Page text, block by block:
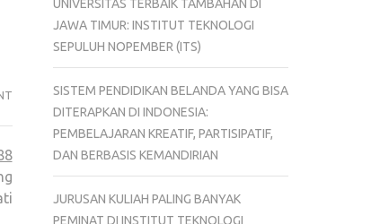
PROGRAM
PENDIDIKAN
BULLYING:
MENCEGAH
KEKERASAN
UNIVERSITAS TERBAIK TAMBAHAN DI
JAWA TIMUR: INSTITUT TEKNOLOGI
SEPULUH NOPEMBER (ITS)
SISTEM PENDIDIKAN BELANDA YANG BISA
DITERAPKAN DI INDONESIA:
PEMBELAJARAN KREATIF, PARTISIPATIF,
DAN BERBASIS KEMANDIRIAN
JURUSAN KULIAH PALING BANYAK
PEMINAT DI INSTITUT TEKNOLOGI